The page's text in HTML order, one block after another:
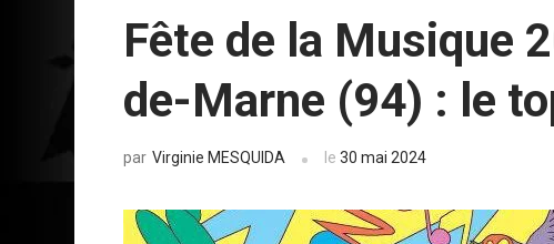
Fête de la Musique
de-Marne (94) : le
par Virginie MESQUIDA le30 mai 2024